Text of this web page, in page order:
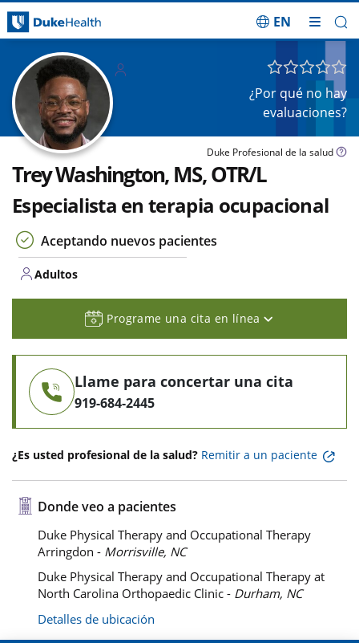
EN
¿Por qué no hay
evaluaciones?
Duke Profesional de la salud
Trey Washington, MS, OTR/L
Especialista en terapia ocupacional
Aceptando nuevos pacientes
Adultos
Programe una cita en línea
Llame para concertar una cita
919-684-2445
¿Es usted profesional de la salud? Remitir a un paciente
Donde veo a pacientes
Duke Physical Therapy and Occupational Therapy
Arringdon - Morrisville, NC
Duke Physical Therapy and Occupational Therapy at
North Carolina Orthopaedic Clinic - Durham, NC
Detalles de ubicación